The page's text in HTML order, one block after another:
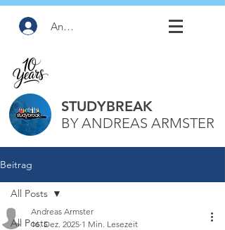
Anmelden
STUDYBREAK
BY ANDREAS ARMSTER
Beitrag
All Posts
All Posts
Andreas Armster
16. Dez. 2025 1 Min. Lesezeit